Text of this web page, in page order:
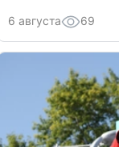
6 августа 69